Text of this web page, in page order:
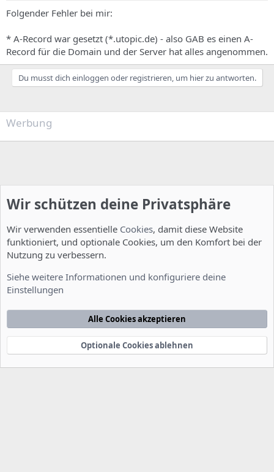
Folgender Fehler bei mir:
* A-Record war gesetzt (*.utopic.de) - also GAB es einen A-
Record für die Domain und der Server hat alles angenommen.
Du musst dich einloggen oder registrieren, um hier zu antworten.
Werbung
Nutzungsbedingungen Datenschutzerklärung
Startseite
e
Community platform by XenForo® © 2010-2022 XenForo Ltd.
xenDach©2010-2014
Wir schützen deine Privatsphäre
Wir verwenden essentielle Cookies, damit diese Website
funktioniert, und optionale Cookies, um den Komfort bei der
Nutzung zu verbessern.
Siehe weitere Informationen und konfiguriere deine
Einstellungen
Alle Cookies akzeptieren
Optionale Cookies ablehnen